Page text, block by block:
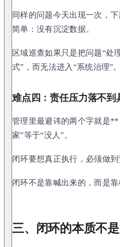
同样的问题今天出现一次，
简单：没有沉淀数据。
区域巡查如果只是把问题“处
式”，而无法进入“系统治理”。
难点四：责任压力落不到
管理里最避讳的两个字就是
家”等于“没人”。
闭环要想真正执行，必须做
闭环不是靠喊出来的，而是靠
三、闭环的本质不